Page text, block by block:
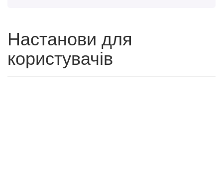
Настанови для
користувачів